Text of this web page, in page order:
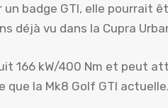
badge GTI, elle pourrait
déjà vu dans la Cupra
166 kW/400 Nm et peut
la Mk8 Golf GTI actuelle.